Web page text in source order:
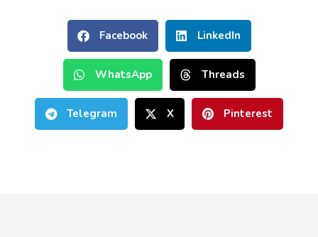
Facebook LinkedIn
WhatsApp Threads
Telegram X Pinterest